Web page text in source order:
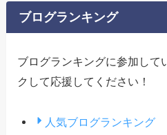
ブログランキング
ブログランキングに参加して
クして応援してください！
人気ブログランキング